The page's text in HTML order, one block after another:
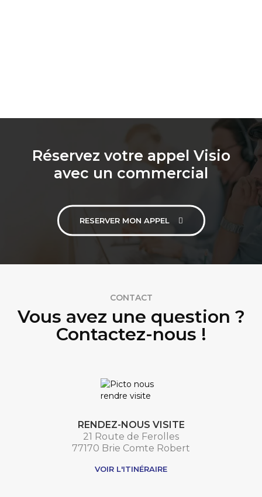
Réservez votre appel Visio
avec un commercial
RESERVER MON APPEL
CONTACT
Vous avez une question ?
Contactez-nous !
RENDEZ-NOUS VISITE
21 Route de Ferolles
77170 Brie Comte Robert
VOIR L'ITINÉRAIRE